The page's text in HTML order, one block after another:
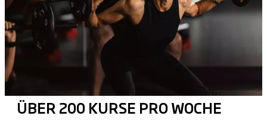
ÜBER 200 KURSE PRO WOCHE